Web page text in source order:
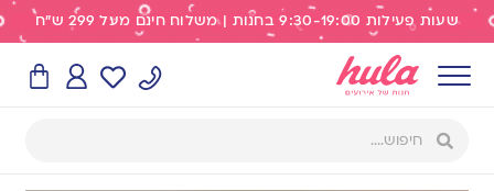
שעות פעילות 9:30-19:00 בחנות | משלוח חינם מעל 299 ש"ח